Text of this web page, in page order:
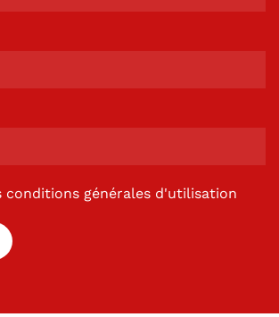
conditions générales d'utilisation